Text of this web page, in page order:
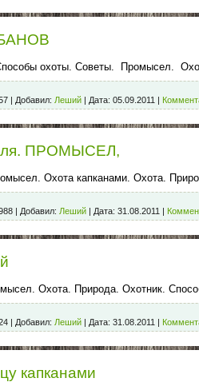
охоты. Советы. Промысел.
| Добавил: Леший | Дата: 05.09.2011 |
ПРОМЫСЕЛ,
Охота капканами. Охота.
| Добавил: Леший | Дата: 31.08.2011 |
Охота. Природа. Охотник.
| Добавил: Леший | Дата: 31.08.2011 |
капканами